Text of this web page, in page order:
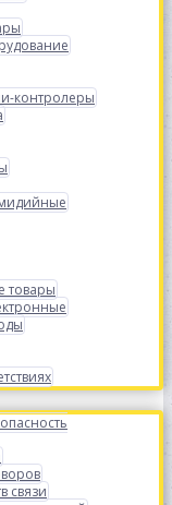
контролеры
товары
связи